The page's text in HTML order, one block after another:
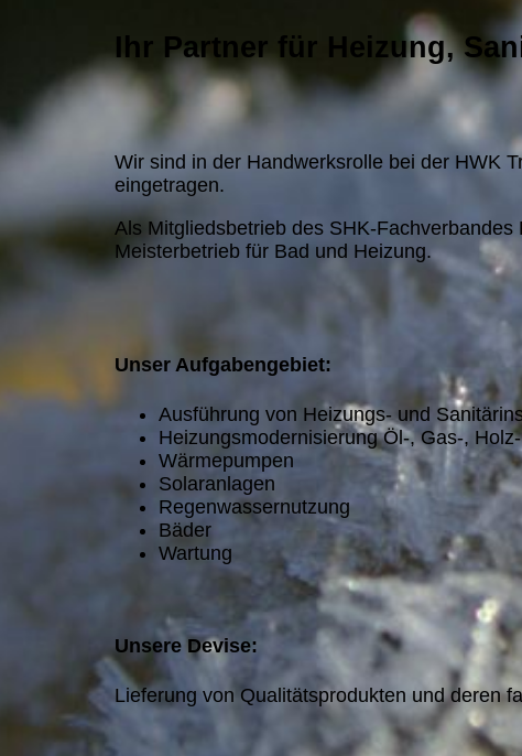
Ihr Partner für Heizung,
Wir sind in der Handwerksrolle bei der HWK
eingetragen.
Als Mitgliedsbetrieb des SHK-
Meisterbetrieb für Bad und Heizung.
Unser Aufgabengebiet:
Ausführung von Heizungs- und
Heizungsmodernisierung Öl-, Gas-,
Wärmepumpen
Solaranlagen
Regenwassernutzung
Bäder
Wartung
Unsere Devise:
Lieferung von Qualitätsprodukten und deren